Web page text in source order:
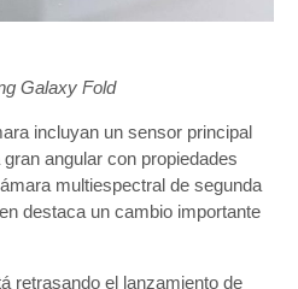
Galaxy Fold
incluyan un sensor principal
angular con propiedades
multiespectral de segunda
destaca un cambio importante
retrasando el lanzamiento de